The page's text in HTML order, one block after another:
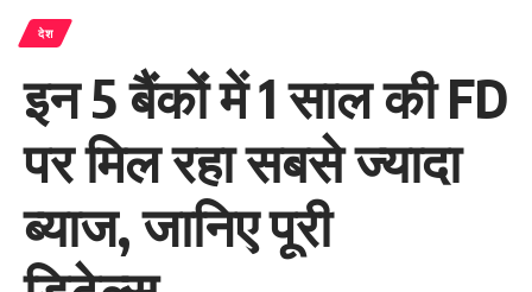
देश
इन 5 बैंकों में 1 साल की FD
पर मिल रहा सबसे ज्यादा
ब्याज, जानिए पूरी